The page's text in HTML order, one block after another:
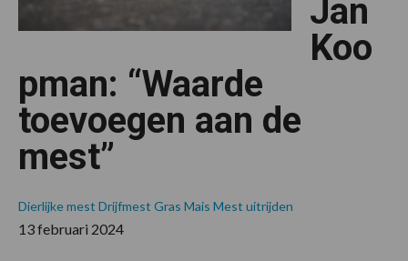
Jan
Koo
pman: “Waarde
toevoegen aan de
mest”
Dierlijke mest Drijfmest Gras Mais Mest uitrijden
13 februari 2024